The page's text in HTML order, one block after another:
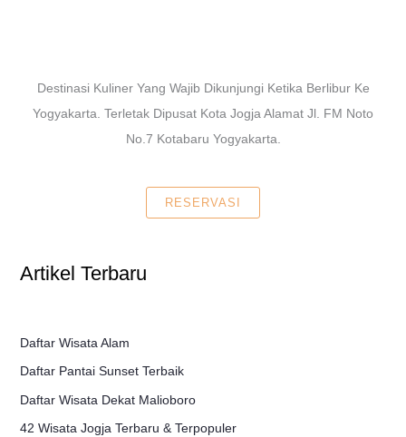
Destinasi Kuliner Yang Wajib Dikunjungi Ketika Berlibur Ke
Yogyakarta. Terletak Dipusat Kota Jogja Alamat Jl. FM Noto
No.7 Kotabaru Yogyakarta.
RESERVASI
Artikel Terbaru
Daftar Wisata Alam
Daftar Pantai Sunset Terbaik
Daftar Wisata Dekat Malioboro
42 Wisata Jogja Terbaru & Terpopuler